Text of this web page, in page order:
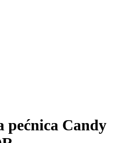
Candy